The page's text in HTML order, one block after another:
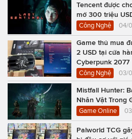
Tencent được
mở 300 triệu
Công Nghệ 04/
Game thủ mua
2 USD tại cửa
Cyberpunk 2077
Công Nghệ 03/
Mistfall Hunter:
Nhân Vật Trong
Game Online
Palworld TCG